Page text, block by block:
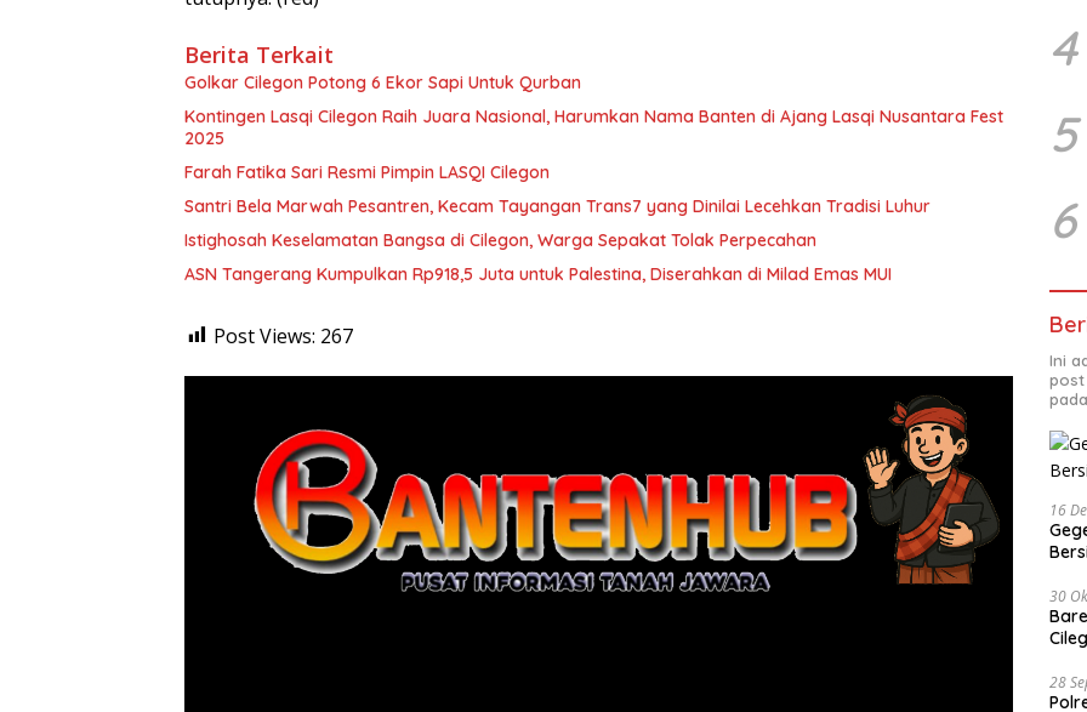
Berita Terkait
Golkar Cilegon Potong 6 Ekor Sapi Untuk Qurban
Kontingen Lasqi Cilegon Raih Juara Nasional, Harumkan Nama Banten di Ajang Lasqi Nusantara Fest
2025
Farah Fatika Sari Resmi Pimpin LASQI Cilegon
Santri Bela Marwah Pesantren, Kecam Tayangan Trans7 yang Dinilai Lecehkan Tradisi Luhur
Istighosah Keselamatan Bangsa di Cilegon, Warga Sepakat Tolak Perpecahan
ASN Tangerang Kumpulkan Rp918,5 Juta untuk Palestina, Diserahkan di Milad Emas MUI
Post Views: 267
4
5
6
Ini
post
16
30
28